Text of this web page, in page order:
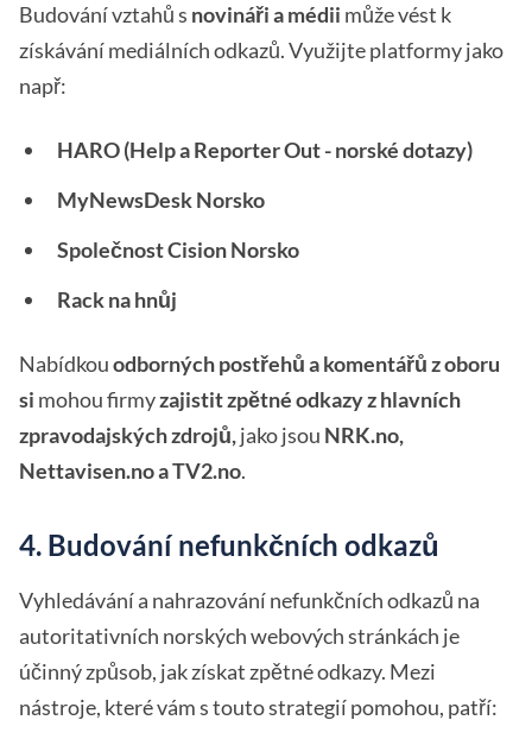
Budování vztahů s novináři a médii může vést k
získávání mediálních odkazů. Využijte platformy jako
např:
HARO (Help a Reporter Out - norské dotazy)
MyNewsDesk Norsko
Společnost Cision Norsko
Rack na hnůj
Nabídkouodborných postřehů a komentářů z oboru
si mohou firmyzajistit zpětné odkazy z hlavních
zpravodajských zdrojů,jako jsou NRK.no,
Nettavisen.no a TV2.no.
4. Budování nefunkčních odkazů
Vyhledávání a nahrazování nefunkčních odkazů na
autoritativních norských webových stránkách je
účinný způsob, jak získat zpětné odkazy. Mezi
nástroje, které vám s touto strategií pomohou, patří: